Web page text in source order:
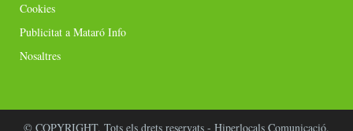
Cookies
Publicitat a Mataró Info
Nosaltres
© COPYRIGHT. Tots els drets reservats - Hiperlocals Comunicació.